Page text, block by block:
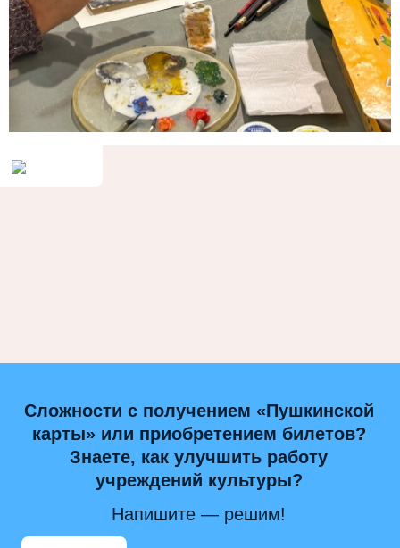
Сложности с получением «Пушкинской
карты» или приобретением билетов?
Знаете, как улучшить работу
учреждений культуры?
Напишите — решим!